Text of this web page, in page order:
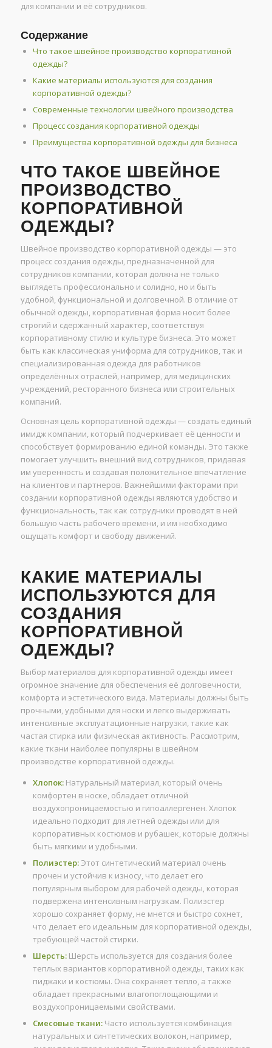
для компании и её сотрудников.
Содержание
Что такое швейное производство корпоративной
одежды?
Какие материалы используются для создания
корпоративной одежды?
Современные технологии швейного производства
Процесс создания корпоративной одежды
Преимущества корпоративной одежды для бизнеса
ЧТО ТАКОЕ ШВЕЙНОЕ
ПРОИЗВОДСТВО
КОРПОРАТИВНОЙ
ОДЕЖДЫ?
Швейное производство корпоративной одежды — это
процесс создания одежды, предназначенной для
сотрудников компании, которая должна не только
выглядеть профессионально и солидно, но и быть
удобной, функциональной и долговечной. В отличие от
обычной одежды, корпоративная форма носит более
строгий и сдержанный характер, соответствуя
корпоративному стилю и культуре бизнеса. Это может
быть как классическая униформа для сотрудников, так и
специализированная одежда для работников
определённых отраслей, например, для медицинских
учреждений, ресторанного бизнеса или строительных
компаний.
Основная цель корпоративной одежды — создать единый
имидж компании, который подчеркивает её ценности и
способствует формированию единой команды. Это также
помогает улучшить внешний вид сотрудников, придавая
им уверенность и создавая положительное впечатление
на клиентов и партнеров. Важнейшими факторами при
создании корпоративной одежды являются удобство и
функциональность, так как сотрудники проводят в ней
большую часть рабочего времени, и им необходимо
ощущать комфорт и свободу движений.
КАКИЕ МАТЕРИАЛЫ
ИСПОЛЬЗУЮТСЯ ДЛЯ
СОЗДАНИЯ
КОРПОРАТИВНОЙ
ОДЕЖДЫ?
Выбор материалов для корпоративной одежды имеет
огромное значение для обеспечения её долговечности,
комфорта и эстетического вида. Материалы должны быть
прочными, удобными для носки и легко выдерживать
интенсивные эксплуатационные нагрузки, такие как
частая стирка или физическая активность. Рассмотрим,
какие ткани наиболее популярны в швейном
производстве корпоративной одежды.
Хлопок:Натуральный материал, который очень
комфортен в носке, обладает отличной
воздухопроницаемостью и гипоаллергенен. Хлопок
идеально подходит для летней одежды или для
корпоративных костюмов и рубашек, которые должны
быть мягкими и удобными.
Полиэстер:Этот синтетический материал очень
прочен и устойчив к износу, что делает его
популярным выбором для рабочей одежды, которая
подвержена интенсивным нагрузкам. Полиэстер
хорошо сохраняет форму, не мнется и быстро сохнет,
что делает его идеальным для корпоративной одежды,
требующей частой стирки.
Шерсть:Шерсть используется для создания более
теплых вариантов корпоративной одежды, таких как
пиджаки и костюмы. Она сохраняет тепло, а также
обладает прекрасными влагопоглощающими и
воздухопроницаемыми свойствами.
Смесовые ткани:Часто используется комбинация
натуральных и синтетических волокон, например,